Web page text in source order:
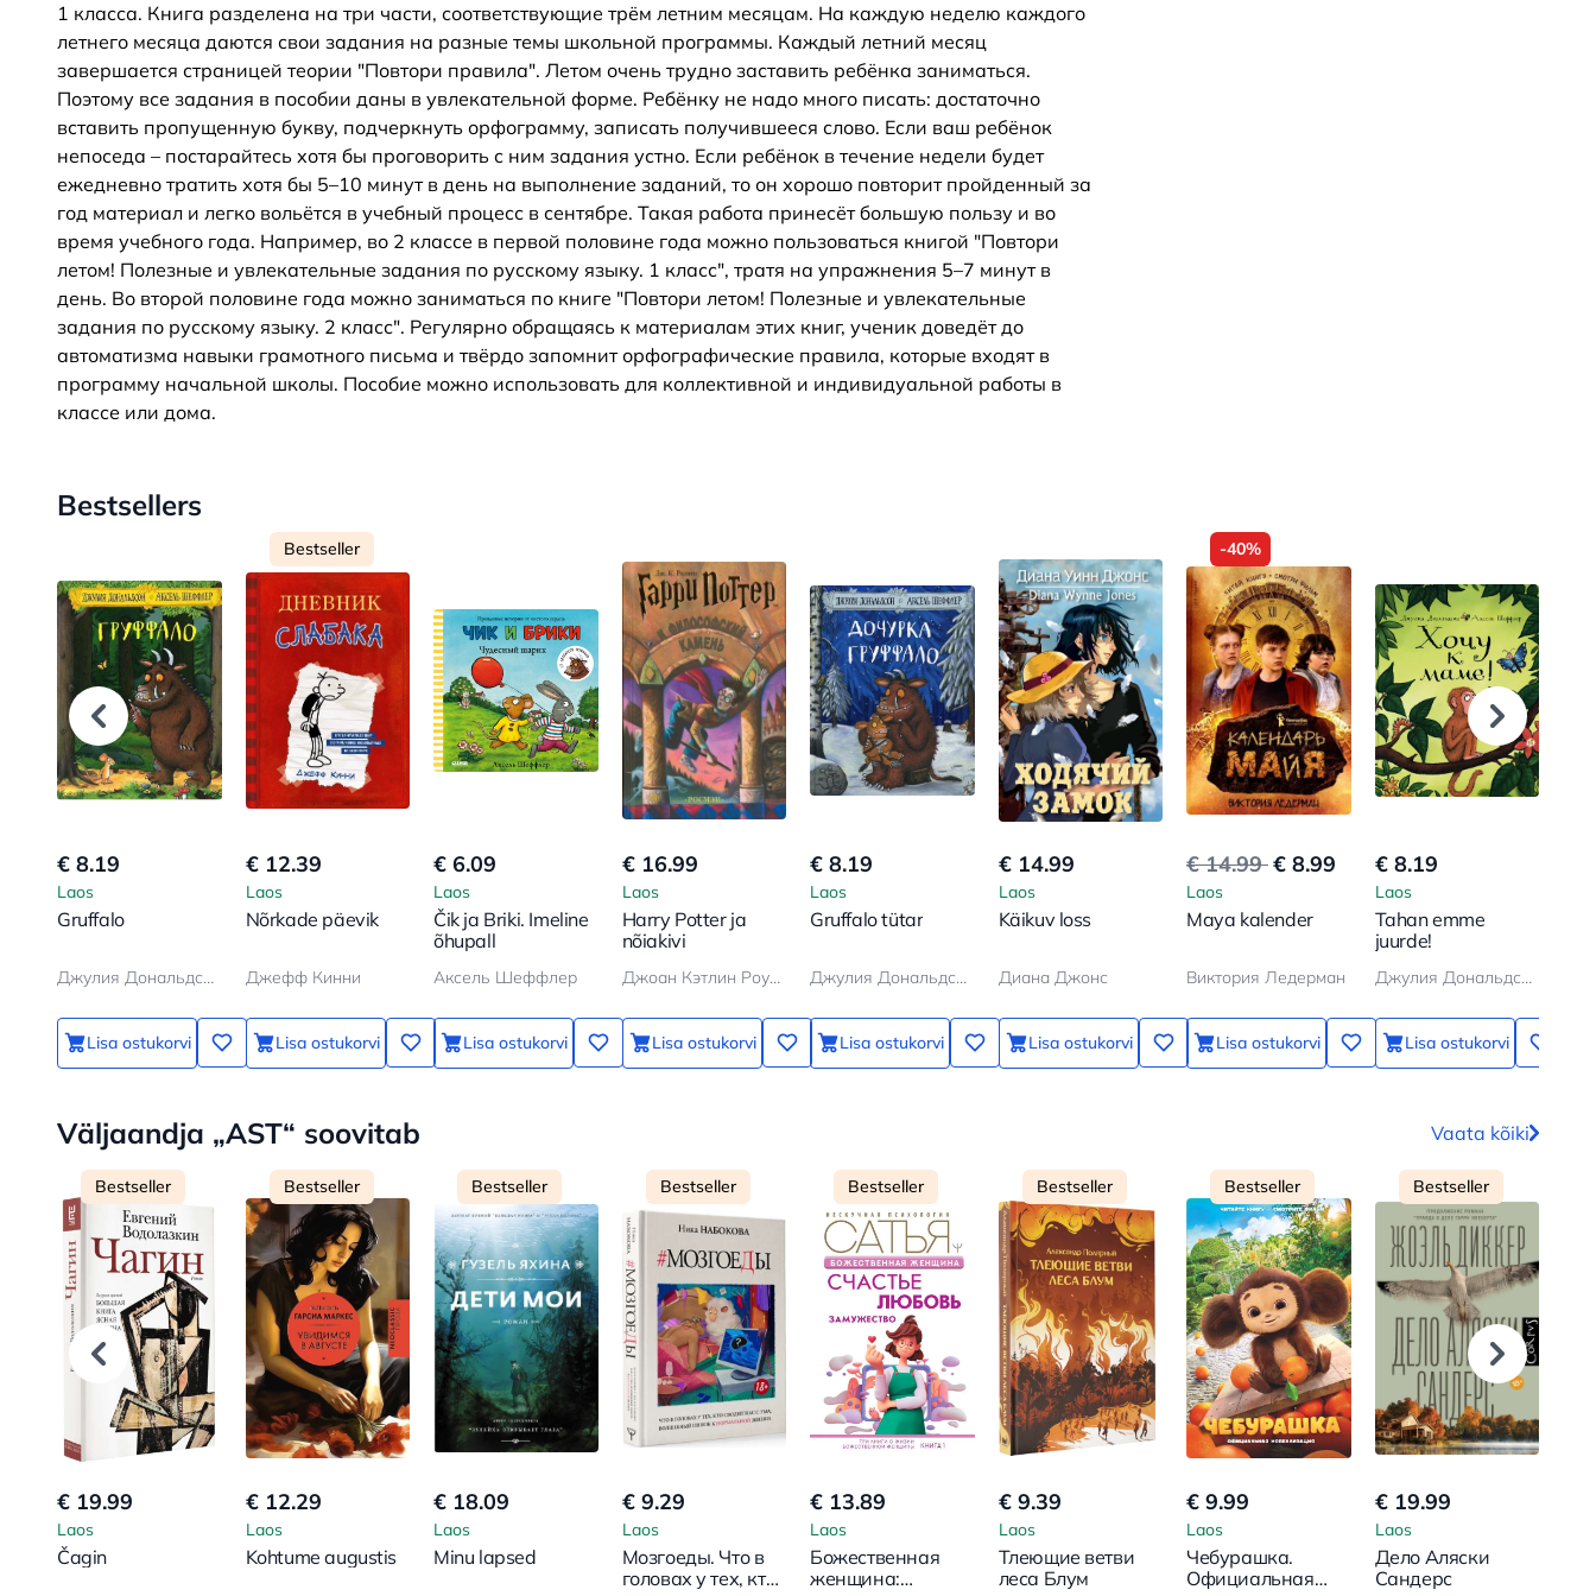
1 класса. Книга разделена на три части, соответствующие трём летним месяцам. На каждую неделю каждого
летнего месяца даются свои задания на разные темы школьной программы. Каждый летний месяц
завершается страницей теории "Повтори правила". Летом очень трудно заставить ребёнка заниматься.
Поэтому все задания в пособии даны в увлекательной форме. Ребёнку не надо много писать: достаточно
вставить пропущенную букву, подчеркнуть орфограмму, записать получившееся слово. Если ваш ребёнок
непоседа – постарайтесь хотя бы проговорить с ним задания устно. Если ребёнок в течение недели будет
ежедневно тратить хотя бы 5–10 минут в день на выполнение заданий, то он хорошо повторит пройденный за
год материал и легко вольётся в учебный процесс в сентябре. Такая работа принесёт большую пользу и во
время учебного года. Например, во 2 классе в первой половине года можно пользоваться книгой "Повтори
летом! Полезные и увлекательные задания по русскому языку. 1 класс", тратя на упражнения 5–7 минут в
день. Во второй половине года можно заниматься по книге "Повтори летом! Полезные и увлекательные
задания по русскому языку. 2 класс". Регулярно обращаясь к материалам этих книг, ученик доведёт до
автоматизма навыки грамотного письма и твёрдо запомнит орфографические правила, которые входят в
программу начальной школы. Пособие можно использовать для коллективной и индивидуальной работы в
классе или дома.
Bestsellers
€ 8.19
Laos
Gruffalo
Джулия Дональдсон, Аксель Шеффлер
Lisa ostukorvi
Bestseller
€ 12.39
Laos
Nõrkade päevik
Джефф Кинни
Lisa ostukorvi
€ 6.09
Laos
Čik ja Briki. Imeline
õhupall
Аксель Шеффлер
Lisa ostukorvi
€ 16.99
Laos
Harry Potter ja
nõiakivi
Джоан Кэтлин Роулинг
Lisa ostukorvi
€ 8.19
Laos
Gruffalo tütar
Джулия Дональдсон
Lisa ostukorvi
€ 14.99
Laos
Käikuv loss
Диана Джонс
Lisa ostukorvi
-40%
€ 14.99€ 8.99
Laos
Maya kalender
Виктория Ледерман
Lisa ostukorvi
€ 8.19
Laos
Tahan emme
juurde!
Джулия Дональдсон, Аксель Шеффлер
Lisa ostukorvi
Väljaandja „AST“ soovitab Vaata kõiki
Bestseller
€ 19.99
Laos
Čagin
Bestseller
€ 12.29
Laos
Kohtume augustis
Bestseller
€ 18.09
Laos
Minu lapsed
Bestseller
€ 9.29
Laos
Мозгоеды. Что в
головах у тех, кто
Bestseller
€ 13.89
Laos
Божественная
женщина:
Bestseller
€ 9.39
Laos
Тлеющие ветви
леса Блум
Bestseller
€ 9.99
Laos
Чебурашка.
Официальная
Bestseller
€ 19.99
Laos
Дело Аляски
Сандерс